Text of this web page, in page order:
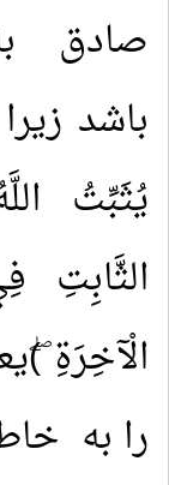
صادق
باشد
يُثَبِّتُ
الثَّابِتِ
الْآخِرَةِ
را به